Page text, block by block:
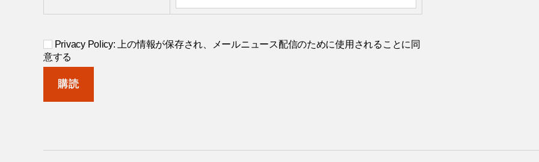
Privacy Policy: 上の情報が保存され、メールニュース配信のために使用されることに同
意する